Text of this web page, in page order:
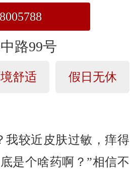
路99号
舒适 假日无休
我较近皮肤过敏，痒得
是个啥药啊？”相信不